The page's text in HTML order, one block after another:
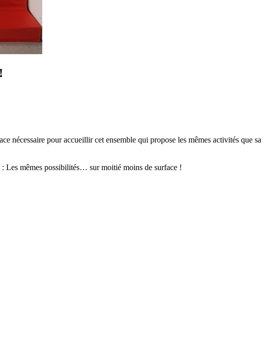
nécessaire pour accueillir cet ensemble qui propose les mêmes activités que sa
: Les mêmes possibilités… sur moitié moins de surface !